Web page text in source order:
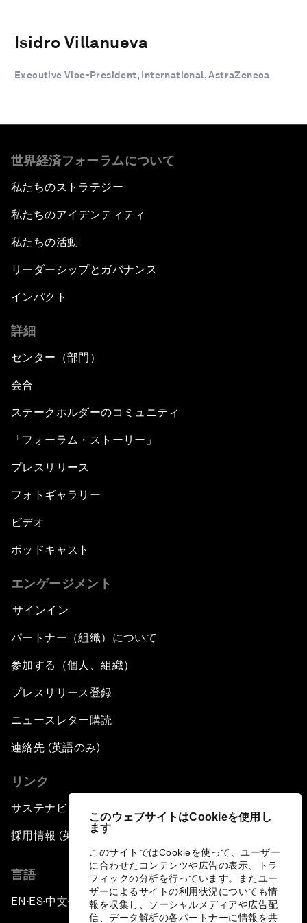
このウェブサイトはCookieを使用し
ます
このサイトではCookieを使って、ユーザー
に合わせたコンテンツや広告の表示、トラ
フィックの分析を行っています。またユー
ザーによるサイトの利用状況についても情
報を収集し、ソーシャルメディアや広告配
信、データ解析の各パートナーに情報を共
Isidro Villanueva
Executive Vice-President, International, AstraZeneca
世界経済フォーラムについて
私たちのストラテジー
私たちのアイデンティティ
私たちの活動
リーダーシップとガバナンス
インパクト
詳細
センター（部門）
会合
ステークホルダーのコミュニティ
「フォーラム・ストーリー」
プレスリリース
フォトギャラリー
ビデオ
ポッドキャスト
エンゲージメント
サインイン
パートナー（組織）について
参加する（個人、組織）
プレスリリース登録
ニュースレター購読
連絡先 (英語のみ)
リンク
サステナビリティへの取り組み
採用情報 (英語のみ)
言語
EN ▪ES▪中文▪ 日本語